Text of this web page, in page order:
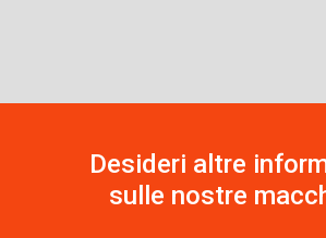
Desideri altre
sulle nostre